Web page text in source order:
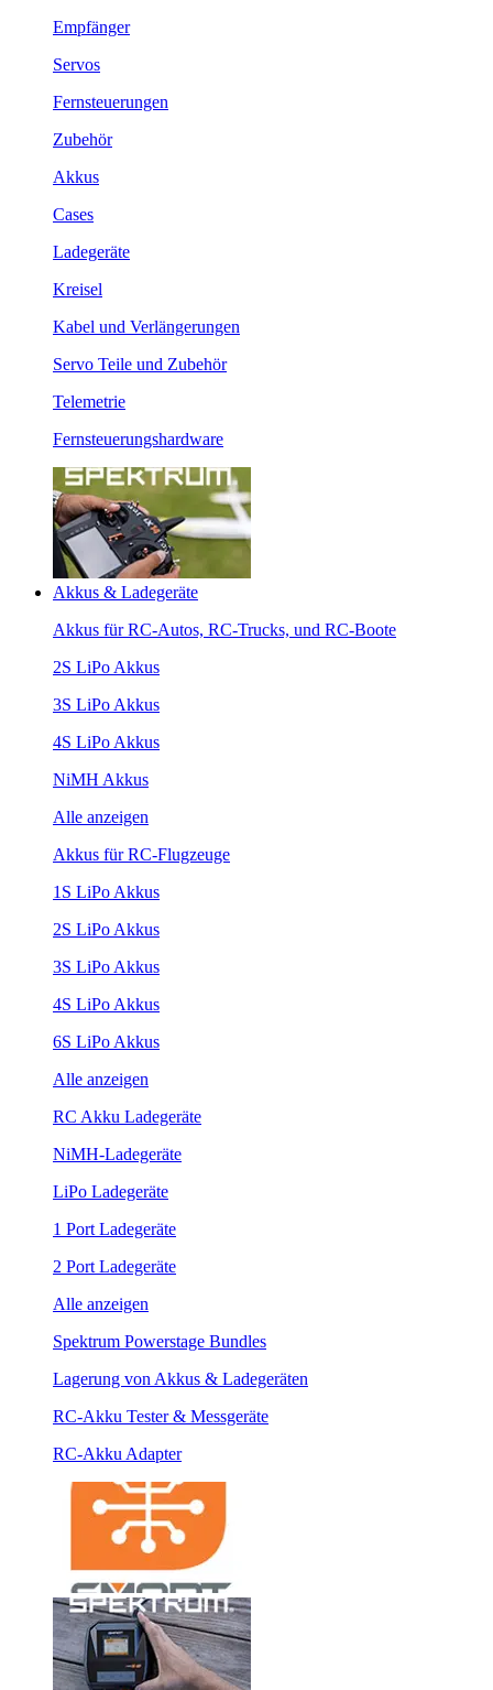
Empfänger
Servos
Fernsteuerungen
Zubehör
Akkus
Cases
Ladegeräte
Kreisel
Kabel und Verlängerungen
Servo Teile und Zubehör
Telemetrie
Fernsteuerungshardware
Akkus & Ladegeräte
Akkus für RC-Autos, RC-Trucks, und RC-Boote
2S LiPo Akkus
3S LiPo Akkus
4S LiPo Akkus
NiMH Akkus
Alle anzeigen
Akkus für RC-Flugzeuge
1S LiPo Akkus
2S LiPo Akkus
3S LiPo Akkus
4S LiPo Akkus
6S LiPo Akkus
Alle anzeigen
RC Akku Ladegeräte
NiMH-Ladegeräte
LiPo Ladegeräte
1 Port Ladegeräte
2 Port Ladegeräte
Alle anzeigen
Spektrum Powerstage Bundles
Lagerung von Akkus & Ladegeräten
RC-Akku Tester & Messgeräte
RC-Akku Adapter